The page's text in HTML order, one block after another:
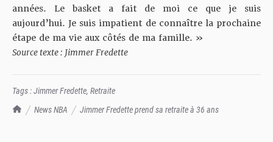
TrashTalk Actu NBA
News NBA Jimmer Fredette prend sa retraite à 36 ans
années. Le basket a fait de moi ce que je suis
aujourd’hui. Je suis impatient de connaître la prochaine
étape de ma vie aux côtés de ma famille. »
Source texte : Jimmer Fredette
Tags :Jimmer Fredette, Retraite